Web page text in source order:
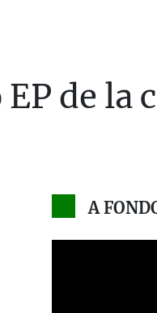
de la
A